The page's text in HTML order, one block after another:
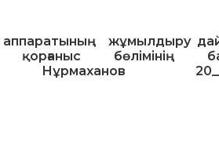
аппаратының
жұмылдыру
бөлімінің
Нұрмаханов
20